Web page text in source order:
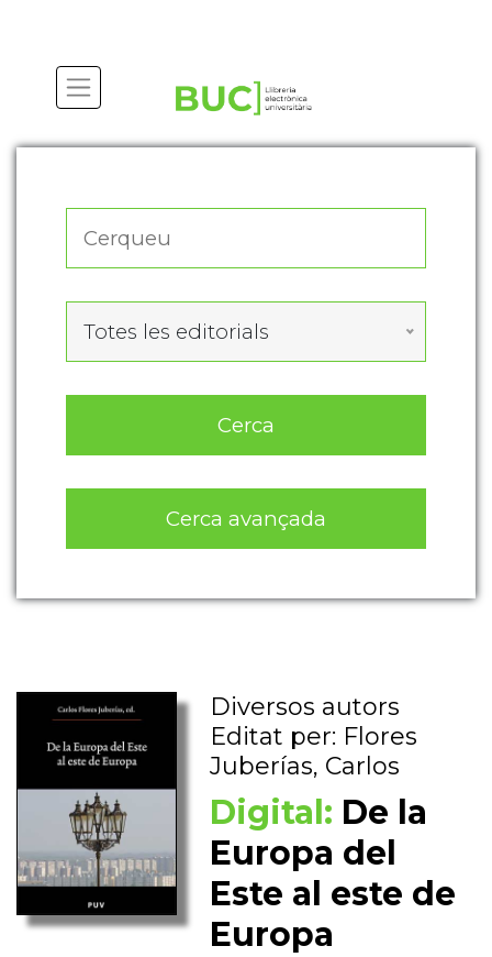
Totes les editorials
Cerca
Cerca avançada
Diversos autors
Editat per: Flores
Juberías, Carlos
Digital: De la
Europa del
Este al este de
Europa